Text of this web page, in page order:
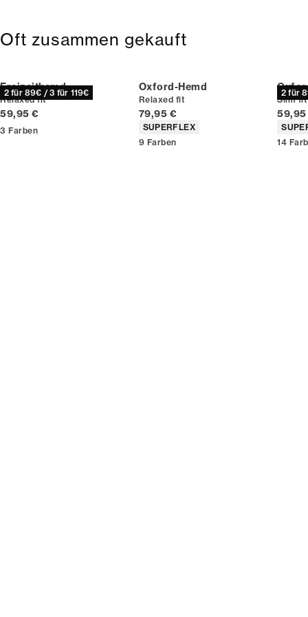
Oft zusammen gekauft
2 für 89€ / 3 für 119€
Freizeithemd
Relaxed fit
Preis
59,95 €
3 Farben
Oxford-Hemd
Relaxed fit
Preis
79,95 €
Produkteigenschaften
SUPERFLEX
9 Farben
2 für
Slim fit
Preis
14